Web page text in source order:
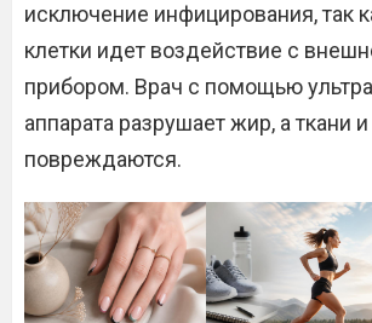
исключение инфицирования, так
клетки идет воздействие с
прибором. Врач с помощью
аппарата разрушает жир, а ткани
повреждаются.